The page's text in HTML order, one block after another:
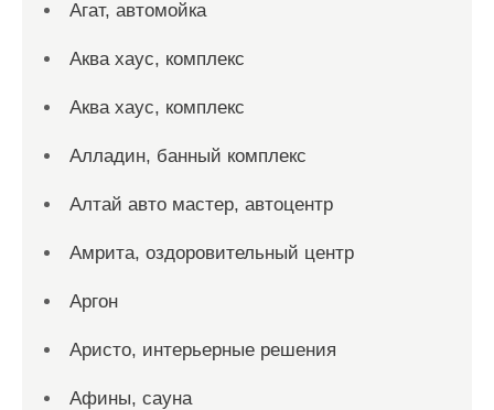
Агат, автомойка
Аква хаус, комплекс
Аква хаус, комплекс
Алладин, банный комплекс
Алтай авто мастер, автоцентр
Амрита, оздоровительный центр
Аргон
Аристо, интерьерные решения
Афины, сауна